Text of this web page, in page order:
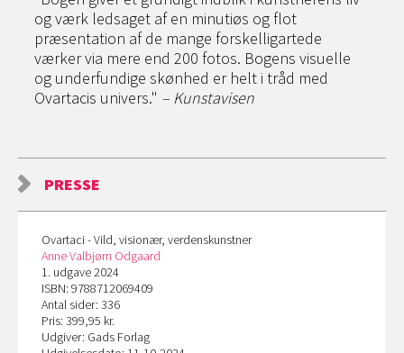
og værk ledsaget af en minutiøs og flot
præsentation af de mange forskelligartede
værker via mere end 200 fotos. Bogens visuelle
og underfundige skønhed er helt i tråd med
Ovartacis univers." – Kunstavisen
PRESSE
Ovartaci - Vild, visionær, verdenskunstner
Anne Valbjørn Odgaard
1. udgave 2024
ISBN: 9788712069409
Antal sider: 336
Pris: 399,95 kr.
Udgiver: Gads Forlag